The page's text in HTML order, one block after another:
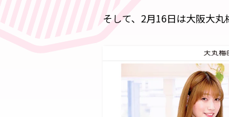
そして、2月16日は大阪大丸